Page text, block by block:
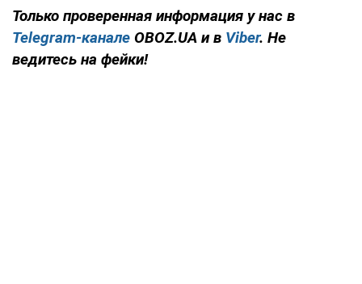
Только проверенная информация у нас в
Telegram-канале OBOZ.UA и в Viber. Не
ведитесь на фейки!